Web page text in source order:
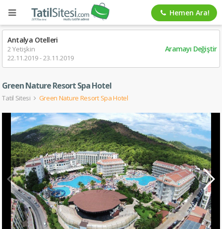
Hemen Ara!
Antalya Otelleri
2 Yetişkin
22.11.2019 - 23.11.2019
Aramayı Değiştir
Green Nature Resort Spa Hotel
Tatil Sitesi Green Nature Resort Spa Hotel